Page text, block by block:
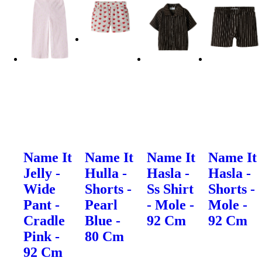
Name It
Jelly -
Wide
Pant -
Cradle
Pink -
92 Cm
Name It
Hulla -
Shorts -
Pearl
Blue -
80 Cm
Name It
Hasla -
Ss Shirt
- Mole -
92 Cm
Name It
Hasla -
Shorts -
Mole -
92 Cm